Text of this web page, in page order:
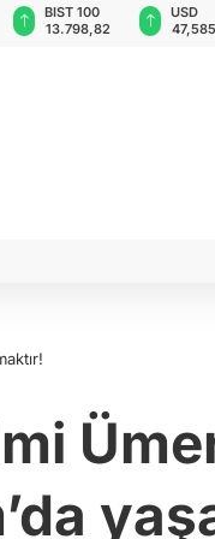
USD
47,5859
EUR
vatanımız Kırım’da yaşamaktır!